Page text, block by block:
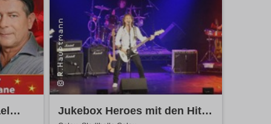
Jukebox Heroes mit den Hits